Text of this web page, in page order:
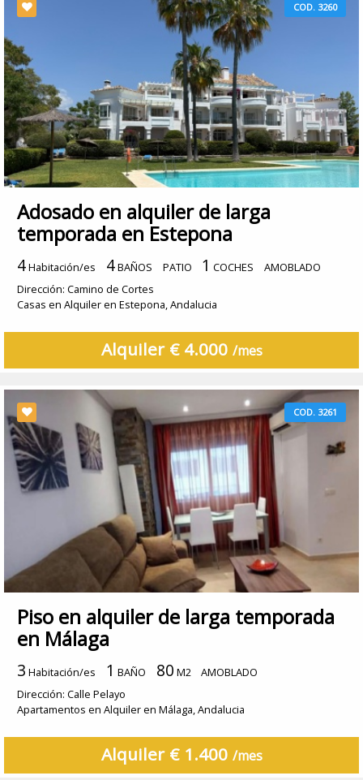
COD. 3260
Adosado en alquiler de larga
temporada en Estepona
4Habitación/es 4BAÑOS PATIO 1 COCHES
AMOBLADO
Dirección: Camino de Cortes
Casas en Alquiler en Estepona, Andalucia
Alquiler € 4.000 /mes
COD. 3261
Piso en alquiler de larga temporada
en Málaga
3 Habitación/es 1 BAÑO 80 M2
AMOBLADO
Dirección: Calle Pelayo
Apartamentos en Alquiler en Málaga, Andalucia
Alquiler € 1.400 /mes